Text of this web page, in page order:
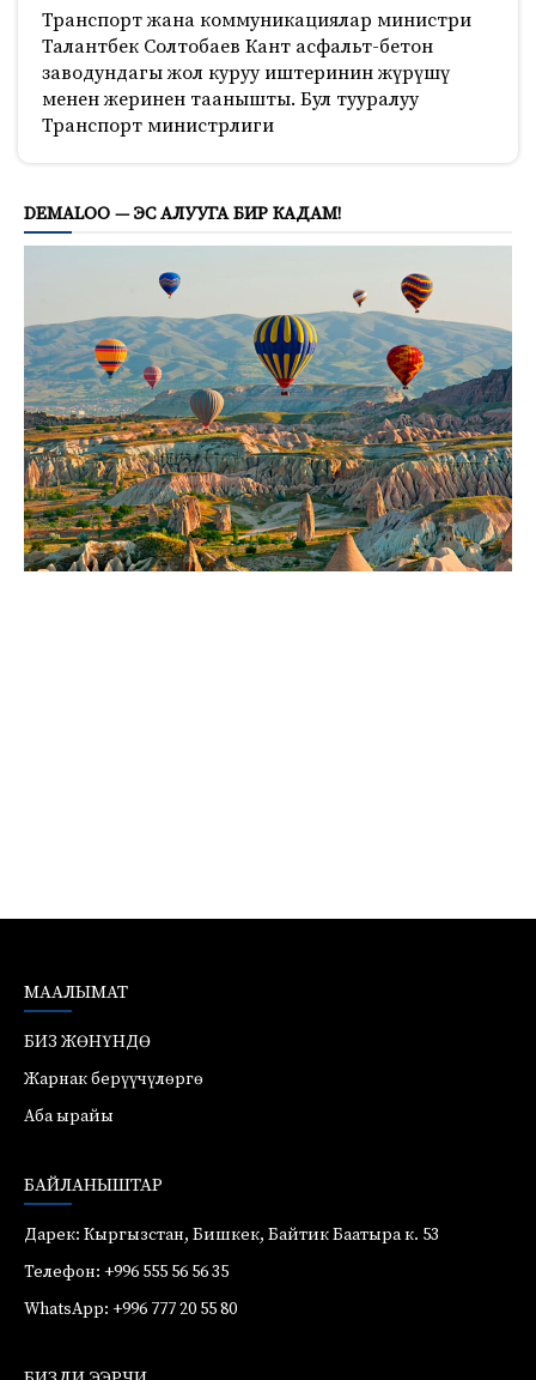
Транспорт жана коммуникациялар министри
Талантбек Солтобаев Кант асфальт-бетон
заводундагы жол куруу иштеринин жүрүшү
менен жеринен таанышты. Бул тууралуу
Транспорт министрлиги
DEMALOO — ЭС АЛУУГА БИР КАДАМ!
МААЛЫМАТ
БИЗ ЖӨНҮНДӨ
Жарнак берүүчүлөргө
Аба ырайы
БАЙЛАНЫШТАР
Дарек: Кыргызстан, Бишкек, Байтик Баатыра к. 53
Телефон: +996 555 56 56 35
WhatsApp: +996 777 20 55 80